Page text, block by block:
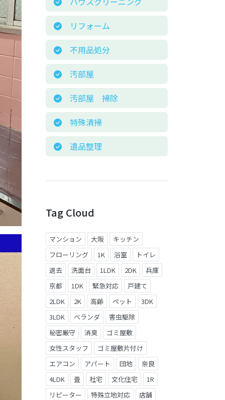
リフォーム
不用品処分
汚部屋
汚部屋 掃除
特殊清掃
遺品整理
Tag Cloud
マンション 大阪
キッチン
フローリング
1K 浴室
トイレ
退去
洗面台 1LDK 2DK
兵庫
京都
1DK 緊急対応
戸建て
2LDK
2K 高齢 ペット
3DK
3LDK
ベランダ
害虫駆除
秘密厳守
消臭
ゴミ屋敷
女性スタッフ
ゴミ屋敷片付け
エアコン
アパート 団地
奈良
4LDK
畳 社宅 文化住宅
1R
リピーター
特殊立地対応
店舗